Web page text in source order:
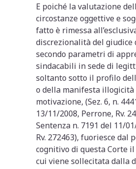
E poiché la valutazione
circostanze oggettive e
fatto è rimessa
discrezionalità del giudice
secondo parametri di
sindacabili in sede di
soltanto sotto il profilo
o della manifesta illogicità
motivazione, (Sez. 6, n.
13/11/2008, Perrone, Rv.
Sentenza n. 7191 del 11/
Rv. 272463), fuoriesce dal
cognitivo di questa Corte
cui viene sollecitata dalla